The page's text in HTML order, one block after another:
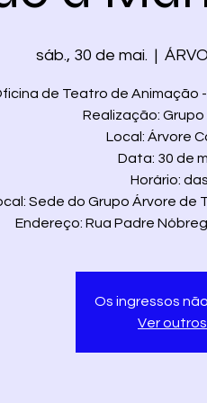
sáb., 30 de mai.
  |
de Teatro de Animação
Realização:
Local: Árvore
Data: 30 de
Horário:
Sede do Grupo Árvore
Endereço: Rua Padre
Os ingressos
Ver